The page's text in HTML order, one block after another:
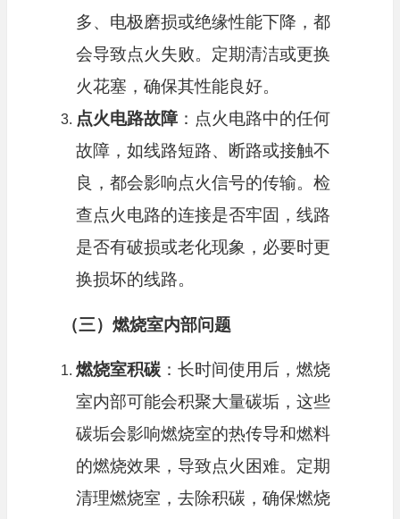
多、电极磨损或绝缘性能下降，都
会导致点火失败。定期清洁或更换
火花塞，确保其性能良好。
点火电路故障：点火电路中的任何
故障，如线路短路、断路或接触不
良，都会影响点火信号的传输。检
查点火电路的连接是否牢固，线路
是否有破损或老化现象，必要时更
换损坏的线路。
（三）燃烧室内部问题
燃烧室积碳：长时间使用后，燃烧
室内部可能会积聚大量碳垢，这些
碳垢会影响燃烧室的热传导和燃料
的燃烧效果，导致点火困难。定期
清理燃烧室，去除积碳，确保燃烧